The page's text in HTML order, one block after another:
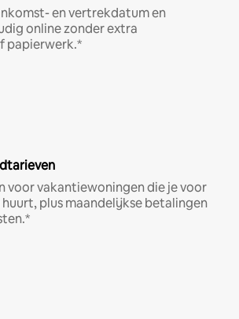
en vertrekdatum en
online zonder extra
papierwerk.*
voor vakantiewoningen die je voor
plus maandelijkse betalingen